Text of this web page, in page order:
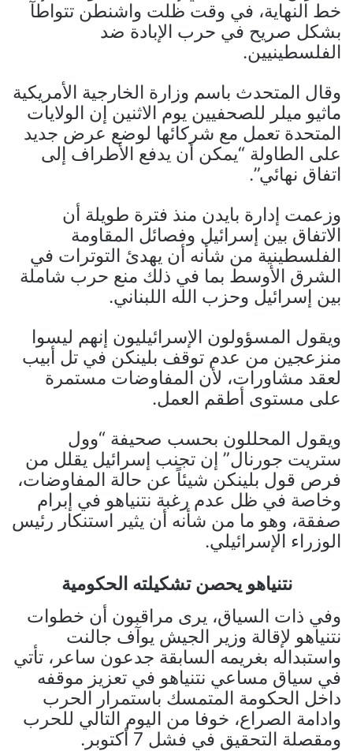
خط النهاية، في وقت ظلت واشنطن تتواطآ
بشكل صريح في حرب الإبادة ضد
الفلسطينيين.
وقال المتحدث باسم وزارة الخارجية الأمريكية
ماثيو ميلر للصحفيين يوم الاثنين إن الولايات
المتحدة تعمل مع شركائها لوضع عرض جديد
على الطاولة “يمكن أن يدفع الأطراف إلى
اتفاق نهائي”.
وزعمت إدارة بايدن منذ فترة طويلة أن
الاتفاق بين إسرائيل وفصائل المقاومة
الفلسطينية من شأنه أن يهدئ التوترات في
الشرق الأوسط بما في ذلك منع حرب شاملة
بين إسرائيل وحزب الله اللبناني.
ويقول المسؤولون الإسرائيليون إنهم ليسوا
منزعجين من عدم توقف بلينكن في تل أبيب
لعقد مشاورات، لأن المفاوضات مستمرة
على مستوى أطقم العمل.
ويقول المحللون بحسب صحيفة “وول
ستريت جورنال” إن تجنب إسرائيل يقلل من
فرص قول بلينكن شيئاً عن حالة المفاوضات،
وخاصة في ظل عدم رغبة نتنياهو في إبرام
صفقة، وهو ما من شأنه أن يثير استنكار رئيس
الوزراء الإسرائيلي.
نتنياهو يحصن تشكيلته الحكومية
وفي ذات السياق، يرى مراقبون أن خطوات
نتنياهو لإقالة وزير الجيش يوآف جالنت
واستبداله بغريمه السابقة جدعون ساعر، تأتي
في سياق مساعي نتنياهو في تعزيز موقفه
داخل الحكومة المتمسك باستمرار الحرب
وادامة الصراع، خوفا من اليوم التالي للحرب
ومقصلة التحقيق في فشل 7 أكتوبر.